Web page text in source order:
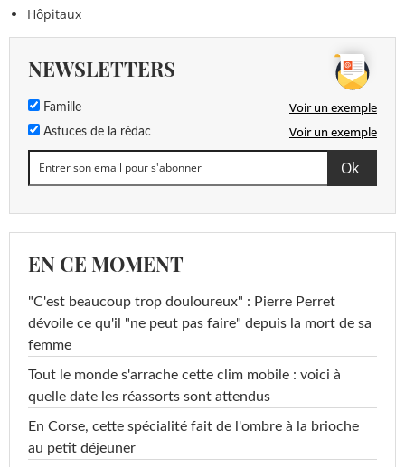
Hôpitaux
NEWSLETTERS
Famille Voir un exemple
Astuces de la rédac Voir un exemple
EN CE MOMENT
"C'est beaucoup trop douloureux" : Pierre Perret
dévoile ce qu'il "ne peut pas faire" depuis la mort de sa
femme
Tout le monde s'arrache cette clim mobile : voici à
quelle date les réassorts sont attendus
En Corse, cette spécialité fait de l'ombre à la brioche
au petit déjeuner